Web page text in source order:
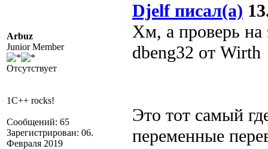
Arbuz
Junior Member
Отсутствует
1C++ rocks!
Сообщений: 65
Зарегистрирован: 06.
Февраля 2019
Djelf писал(а)
Хм, а проверь на
dbeng32 от Wirth
Это тот самый
переменные